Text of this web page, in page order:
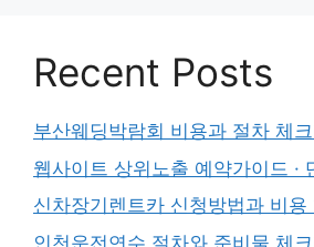
Recent Posts
부산웨딩박람회 비용과 절차 체
웹사이트 상위노출 예약가이드 ·
신차장기렌트카 신청방법과 비용
인천운전연수 절차와 준비물 체